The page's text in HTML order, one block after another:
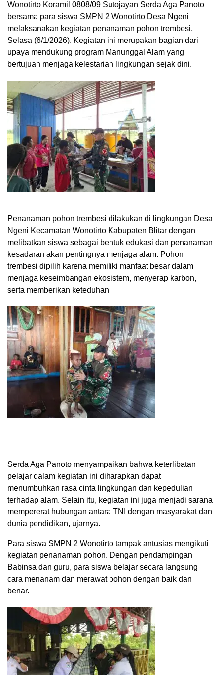
Wonotirto Koramil 0808/09 Sutojayan Serda Aga Panoto
bersama para siswa SMPN 2 Wonotirto Desa Ngeni
melaksanakan kegiatan penanaman pohon trembesi,
Selasa (6/1/2026). Kegiatan ini merupakan bagian dari
upaya mendukung program Manunggal Alam yang
bertujuan menjaga kelestarian lingkungan sejak dini.
Penanaman pohon trembesi dilakukan di lingkungan Desa
Ngeni Kecamatan Wonotirto Kabupaten Blitar dengan
melibatkan siswa sebagai bentuk edukasi dan penanaman
kesadaran akan pentingnya menjaga alam. Pohon
trembesi dipilih karena memiliki manfaat besar dalam
menjaga keseimbangan ekosistem, menyerap karbon,
serta memberikan keteduhan.
Serda Aga Panoto menyampaikan bahwa keterlibatan
pelajar dalam kegiatan ini diharapkan dapat
menumbuhkan rasa cinta lingkungan dan kepedulian
terhadap alam. Selain itu, kegiatan ini juga menjadi sarana
mempererat hubungan antara TNI dengan masyarakat dan
dunia pendidikan, ujarnya.
Para siswa SMPN 2 Wonotirto tampak antusias mengikuti
kegiatan penanaman pohon. Dengan pendampingan
Babinsa dan guru, para siswa belajar secara langsung
cara menanam dan merawat pohon dengan baik dan
benar.